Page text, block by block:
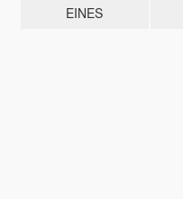
EINES